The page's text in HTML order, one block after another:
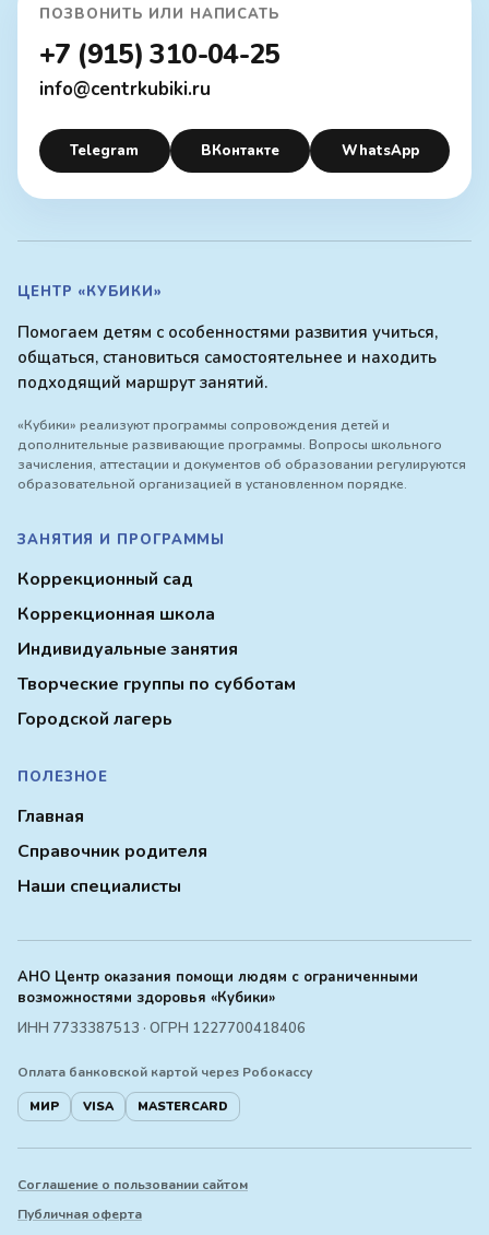
ПОЗВОНИТЬ ИЛИ НАПИСАТЬ
+7 (915) 310-04-25
info@centrkubiki.ru
Telegram ВКонтакте WhatsApp
ЦЕНТР «КУБИКИ»
Помогаем детям с особенностями развития учиться,
общаться, становиться самостоятельнее и находить
подходящий маршрут занятий.
«Кубики» реализуют программы сопровождения детей и
дополнительные развивающие программы. Вопросы школьного
зачисления, аттестации и документов об образовании регулируются
образовательной организацией в установленном порядке.
ЗАНЯТИЯ И ПРОГРАММЫ
Коррекционный сад
Коррекционная школа
Индивидуальные занятия
Творческие группы по субботам
Городской лагерь
ПОЛЕЗНОЕ
Главная
Справочник родителя
Наши специалисты
АНО Центр оказания помощи людям с ограниченными
возможностями здоровья «Кубики»
ИНН 7733387513 · ОГРН 1227700418406
Оплата банковской картой через Робокассу
МИР VISA MASTERCARD
Соглашение о пользовании сайтом
Публичная оферта